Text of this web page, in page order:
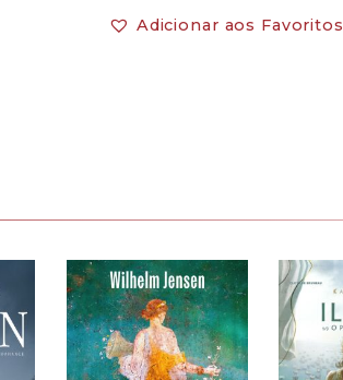
Adicionar aos Favoritos